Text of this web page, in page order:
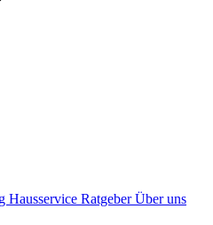
Hausservice RatgeberÜber uns